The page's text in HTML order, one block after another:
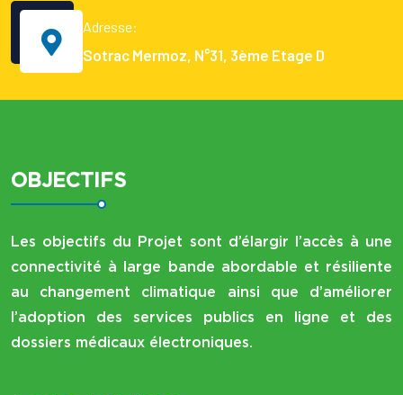
Adresse:
Sotrac Mermoz, N°31, 3ème Etage D
OBJECTIFS
Les objectifs du Projet sont d’élargir l’accès à une
connectivité à large bande abordable et résiliente
au changement climatique ainsi que d’améliorer
l’adoption des services publics en ligne et des
dossiers médicaux électroniques.